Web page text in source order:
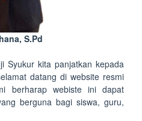
S.Pd
Syukur kita panjatkan kepada
datang di website resmi
berharap webiste ini dapat
berguna bagi siswa, guru,